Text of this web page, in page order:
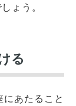
ょう。
る
あたること